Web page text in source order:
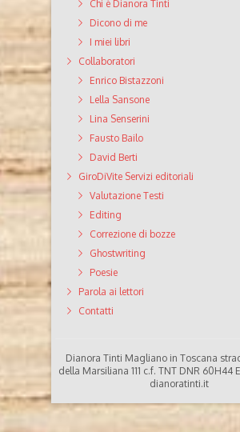
Chi è Dianora Tinti
Dicono di me
I miei libri
Collaboratori
Enrico Bistazzoni
Lella Sansone
Lina Senserini
Fausto Bailo
David Berti
GiroDiVite Servizi editoriali
Valutazione Testi
Editing
Correzione di bozze
Ghostwriting
Poesie
Parola ai lettori
Contatti
Dianora Tinti Magliano in Toscana
della Marsiliana 111 c.f. TNT DNR 60H44
dianoratinti.it